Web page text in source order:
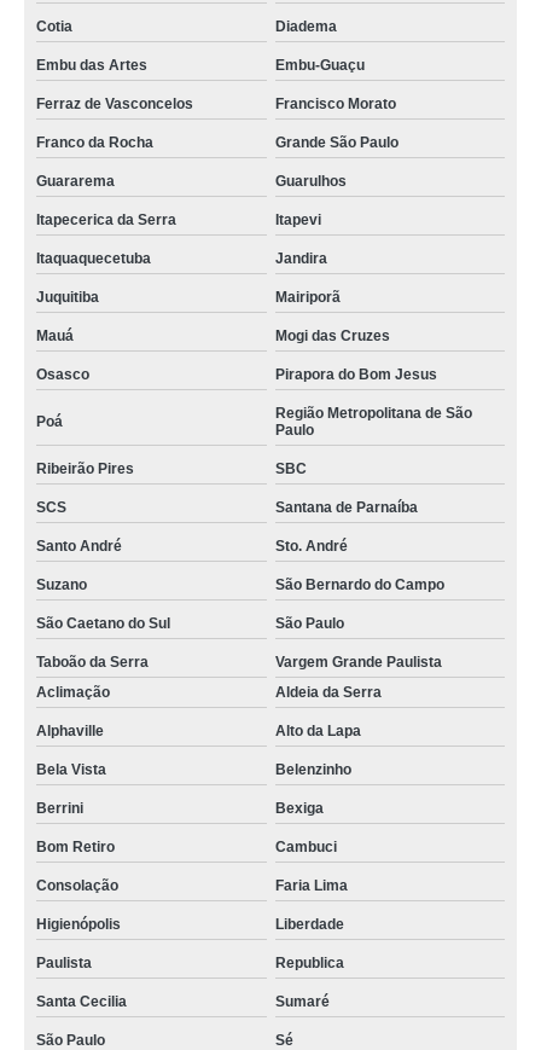
Cotia Diadema
Embu das Artes Embu-Guaçu
Ferraz de Vasconcelos Francisco Morato
Franco da Rocha Grande São Paulo
Guararema Guarulhos
Itapecerica da Serra Itapevi
Itaquaquecetuba Jandira
Juquitiba Mairiporã
Mauá Mogi das Cruzes
Osasco Pirapora do Bom Jesus
Poá
Região Metropolitana de São
Paulo
Ribeirão Pires SBC
SCS Santana de Parnaíba
Santo André Sto. André
Suzano São Bernardo do Campo
São Caetano do Sul São Paulo
Taboão da Serra
Vargem Grande Paulista
Aclimação
Aldeia da Serra
Alphaville Alto da Lapa
Bela Vista Belenzinho
Berrini Bexiga
Bom Retiro Cambuci
Consolação Faria Lima
Higienópolis Liberdade
Paulista Republica
Santa Cecilia Sumaré
São Paulo Sé